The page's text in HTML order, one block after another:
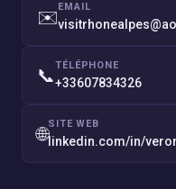
✉️EMAIL
📞TÉLÉPHONE
+33607834326
🌐SITE WEB
linkedin.com/in/